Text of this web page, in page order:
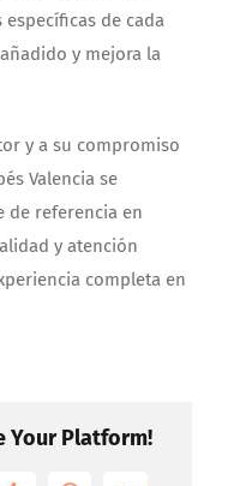
de cada
y mejora la
y a su compromiso
Valencia se
de referencia en
y atención
completa en
Your Platform!